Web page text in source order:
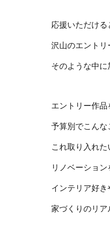
応援いただける
沢山のエントリ
そのような中に
エントリー作品
予算別でこん
これ取り入れ
リノベーション
インテリア好き
家づくりのリア